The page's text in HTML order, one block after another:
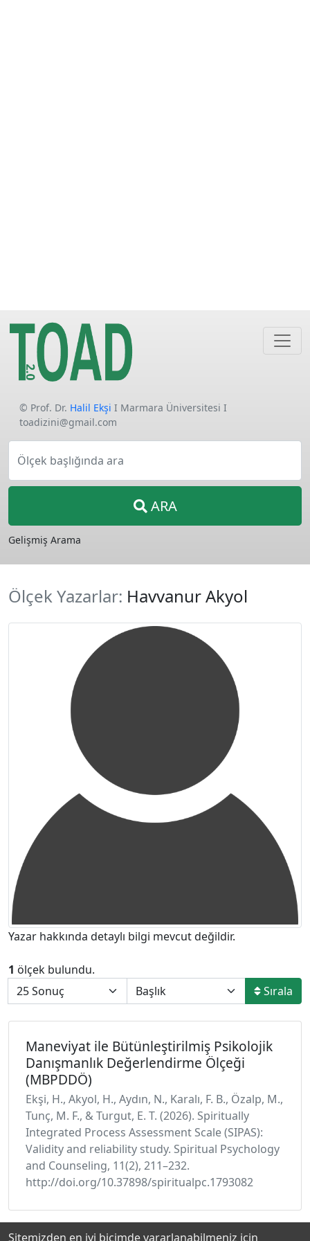
© Prof. Dr. Halil Ekşi I Marmara Üniversitesi I
toadizini@gmail.com
Ölçek başlığında ara
ARA
Gelişmiş Arama
Ölçek Yazarlar: Havvanur Akyol
Yazar hakkında detaylı bilgi mevcut değildir.
1 ölçek bulundu.
Sırala
Maneviyat ile Bütünleştirilmiş Psikolojik
Danışmanlık Değerlendirme Ölçeği
(MBPDDÖ)
Ekşi, H., Akyol, H., Aydın, N., Karalı, F. B., Özalp, M.,
Tunç, M. F., & Turgut, E. T. (2026). Spiritually
Integrated Process Assessment Scale (SIPAS):
Validity and reliability study. Spiritual Psychology
and Counseling, 11(2), 211–232.
http://doi.org/10.37898/spiritualpc.1793082
Sitemizden en iyi biçimde yararlanabilmeniz için